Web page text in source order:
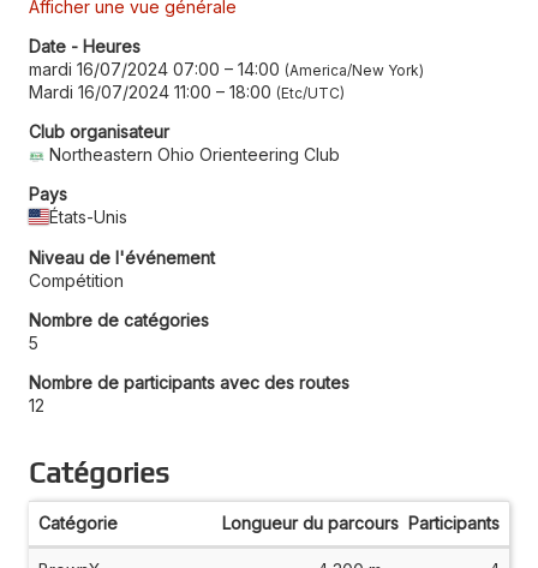
Afficher une vue générale
Date - Heures
mardi 16/07/2024 07:00 – 14:00 America/New York
Mardi 16/07/2024 11:00 – 18:00 Etc/UTC
Club organisateur
Northeastern Ohio Orienteering Club
Pays
États-Unis
Niveau de l'événement
Compétition
Nombre de catégories
5
Nombre de participants avec des routes
12
Catégories
Catégorie Longueur du parcours Participants